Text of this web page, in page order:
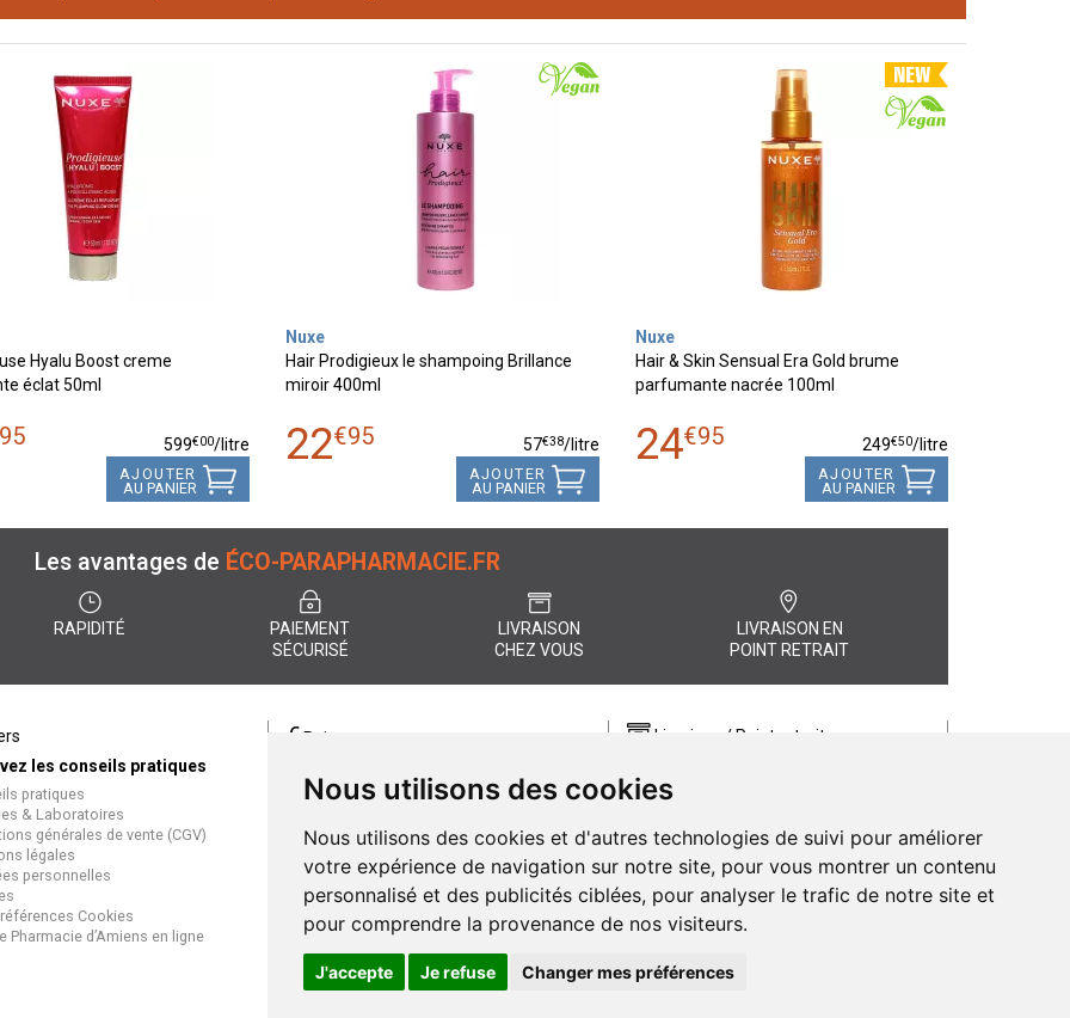
Nous utilisons des cookies
Nous utilisons des cookies et d'autres technologies de suivi pour améliorer
votre expérience de navigation sur notre site, pour vous montrer un contenu
personnalisé et des publicités ciblées, pour analyser le trafic de notre site et
pour comprendre la provenance de nos visiteurs.
J'accepte Je refuse Changer mes préférences
Hyalu Boost creme
éclat 50ml
95 599€00/litre
AJOUTER
AU PANIER
Nuxe
Hair Prodigieux le shampoing Brillance
miroir 400ml
22€95 57€38/litre
AJOUTER
AU PANIER
Nuxe
Hair & Skin Sensual Era Gold brume
parfumante nacrée 100ml
24€95 249€50/litre
AJOUTER
AU PANIER
Les avantages de ÉCO-PARAPHARMACIE.FR
RAPIDITÉ
PAIEMENT
SÉCURISÉ
LIVRAISON
CHEZ VOUS
LIVRAISON EN
POINT RETRAIT
les conseils pratiques
pratiques
& Laboratoires
générales de vente (CGV)
légales
personnelles
Cookies
Pharmacie d’Amiens en ligne
€Paiement
paiement entièrement sécurisé, quel
Paiement sécurisé et simple
Livraison / Point retrait
commande rapidement chez vous ou
Livraison chez vous ou en points relais